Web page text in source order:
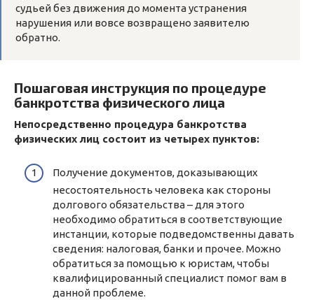
судьей без движения до момента устранения
нарушения или вовсе возвращено заявителю
обратно.
Пошаговая инструкция по процедуре
банкротства физического лица
Непосредственно процедура банкротства
физических лиц состоит из четырех пунктов:
Получение документов, доказывающих
несостоятельность человека как стороны
долгового обязательства – для этого
необходимо обратиться в соответствующие
инстанции, которые подведомственны давать
сведения: налоговая, банки и прочее. Можно
обратиться за помощью к юристам, чтобы
квалифицированный специалист помог вам в
данной проблеме.